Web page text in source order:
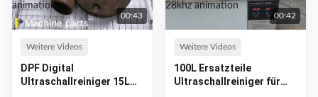
00:43
Weitere Videos
DPF Digital
Ultraschallreiniger 15L
00:42
Weitere Videos
100L Ersatzteile
Ultraschallreiniger für